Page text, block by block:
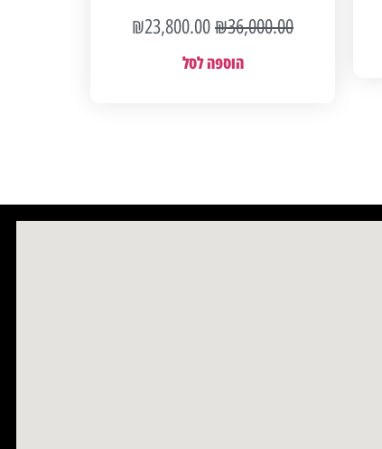
₪36,000.00
₪23,800.00
הוספה לסל